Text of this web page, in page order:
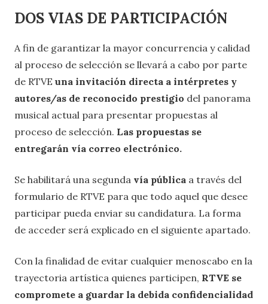
DOS VIAS DE PARTICIPACIÓN
A fin de garantizar la mayor concurrencia y calidad
al proceso de selección se llevará a cabo por parte
de RTVE una invitación directa a intérpretes y
autores/as de reconocido prestigio del panorama
musical actual para presentar propuestas al
proceso de selección. Las propuestas se
entregarán vía correo electrónico.
Se habilitará una segunda vía pública a través del
formulario de RTVE para que todo aquel que desee
participar pueda enviar su candidatura. La forma
de acceder será explicado en el siguiente apartado.
Con la finalidad de evitar cualquier menoscabo en la
trayectoria artística quienes participen, RTVE se
compromete a guardar la debida confidencialidad